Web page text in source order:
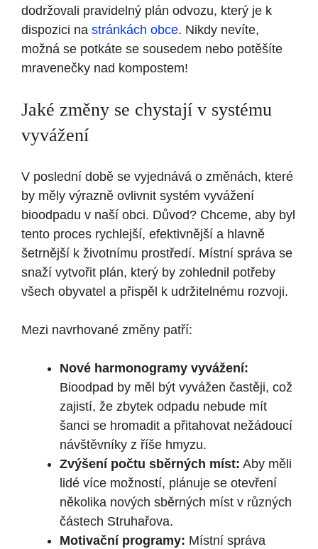
dodržovali pravidelný plán odvozu, který je k
dispozici na stránkách obce. Nikdy nevíte,
možná se potkáte se sousedem nebo potěšíte
mravenečky nad kompostem!
Jaké změny se chystají v systému
vyvážení
V poslední době se vyjednává o změnách, které
by měly výrazně ovlivnit systém vyvážení
bioodpadu v naší obci. Důvod? Chceme, aby byl
tento proces rychlejší, efektivnější a hlavně
šetrnější k životnímu prostředí. Místní správa se
snaží vytvořit plán, který by zohlednil potřeby
všech obyvatel a přispěl k udržitelnému rozvoji.
Mezi navrhované změny patří:
Nové harmonogramy vyvážení:
Bioodpad by měl být vyvážen častěji, což
zajistí, že zbytek odpadu nebude mít
šanci se hromadit a přitahovat nežádoucí
návštěvníky z říše hmyzu.
Zvýšení počtu sběrných míst: Aby měli
lidé více možností, plánuje se otevření
několika nových sběrných míst v různých
částech Struhařova.
Motivační programy: Místní správa